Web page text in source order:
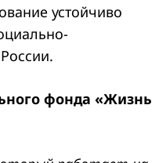
устойчиво
фонда «Жизнь